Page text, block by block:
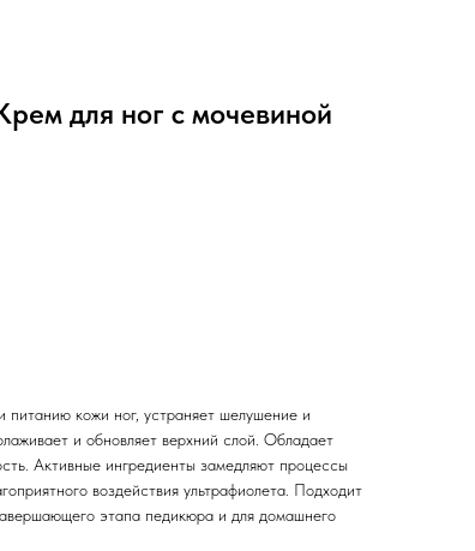
для ног с мочевиной
питанию кожи ног, устраняет шелушение и
и обновляет верхний слой. Обладает
Активные ингредиенты замедляют процессы
воздействия ультрафиолета. Подходит
этапа педикюра и для домашнего